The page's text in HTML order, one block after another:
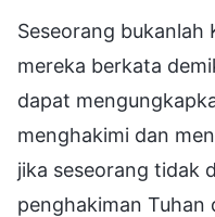
Seseorang bukanlah
mereka berkata
dapat
menghakimi dan
jika seseorang tidak
penghakiman Tuhan